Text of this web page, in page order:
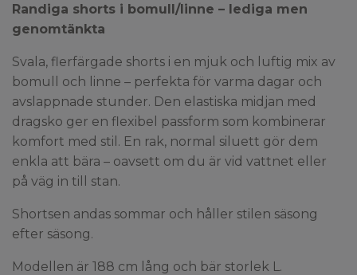
Randiga shorts i bomull/linne – lediga men
genomtänkta
Svala, flerfärgade shorts i en mjuk och luftig mix av
bomull och linne – perfekta för varma dagar och
avslappnade stunder. Den elastiska midjan med
dragsko ger en flexibel passform som kombinerar
komfort med stil. En rak, normal siluett gör dem
enkla att bära – oavsett om du är vid vattnet eller
på väg in till stan.
Shortsen andas sommar och håller stilen säsong
efter säsong.
Modellen är 188 cm lång och bär storlek L.